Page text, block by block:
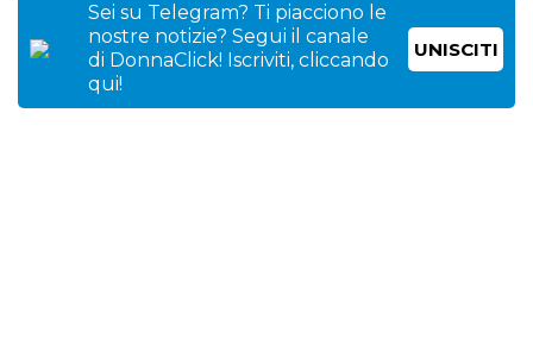
Sei su Telegram? Ti piacciono le
nostre notizie? Segui il canale
di DonnaClick! Iscriviti, cliccando
qui!
UNISCITI